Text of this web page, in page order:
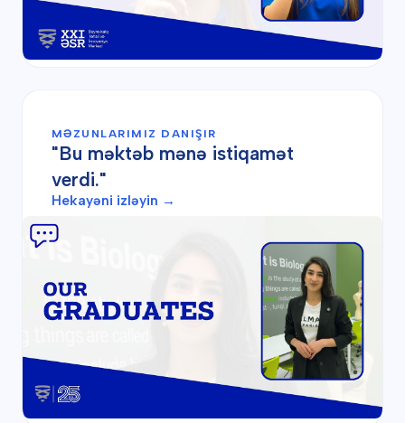
MƏZUNLARIMIZ DANIŞIR
"Bu məktəb mənə istiqamət
verdi."
Hekayəni izləyin →